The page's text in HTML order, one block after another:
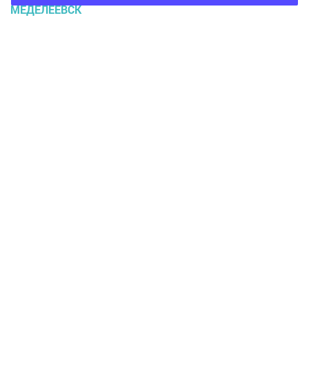
МЕДЕЛЕЕВСК